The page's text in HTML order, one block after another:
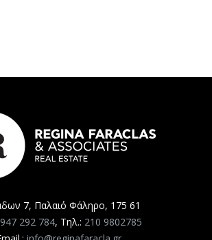
7, Παλαιό Φάληρο, 175 61
292 784, Τηλ.: 210 9802785